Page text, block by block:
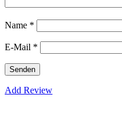
Name *
E-Mail *
Add Review